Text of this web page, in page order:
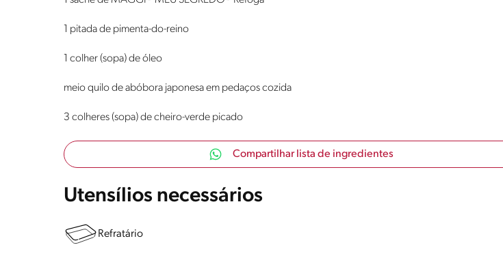
1 pitada de pimenta-do-reino
1 colher (sopa) de óleo
meio quilo de abóbora japonesa em pedaços cozida
3 colheres (sopa) de cheiro-verde picado
Compartilhar lista de ingredientes
Utensílios necessários
Refratário